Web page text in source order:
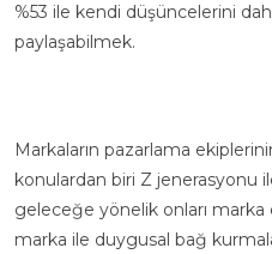
%53 ile kendi düşüncelerini
paylaşabilmek.
Markaların pazarlama
konulardan biri Z jenerasyonu
geleceğe yönelik onları
marka ile duygusal bağ